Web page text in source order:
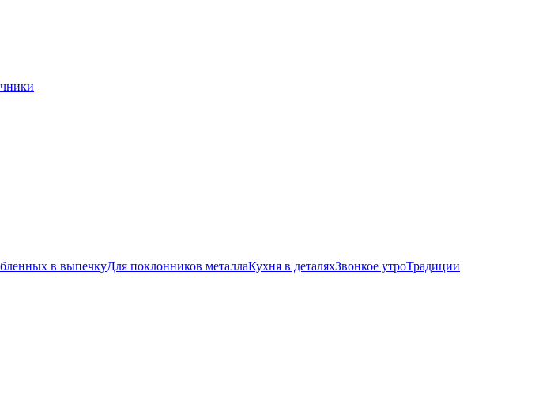
в выпечкуДля поклонников металлаКухня в деталяхЗвонкое утроТрадиции